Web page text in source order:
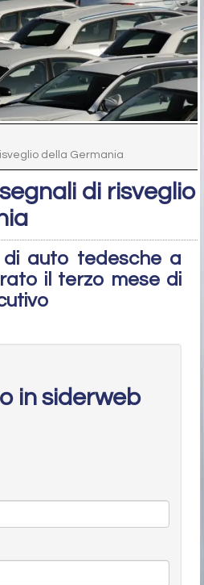
della Germania
di risveglio
di auto tedesche a
il terzo mese di
in siderweb